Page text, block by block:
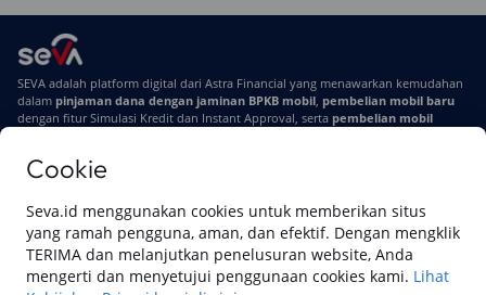
Cookie
Seva.id menggunakan cookies untuk memberikan situs
yang ramah pengguna, aman, dan efektif. Dengan mengklik
TERIMA dan melanjutkan penelusuran website, Anda
mengerti dan menyetujui penggunaan cookies kami. Lihat
Terpercaya
Telat Bayar Pinjol 2 Hari, Apakah Langsung
Masuk BI Checking? Simak Peraturan
Terbarunya di 2026
SEVA adalah platform digital dari Astra Financial yang menawarkan kemudahan
dalam pinjaman dana dengan jaminan BPKB mobil pembelian mobil baru
dengan fitur Simulasi Kredit dan Instant Approval, serta pembelian mobil
Di SEVA #UrusanMobilSegampangItu
Tentang SEVASyarat & Ketentuan
Pemberitahuan Privasi